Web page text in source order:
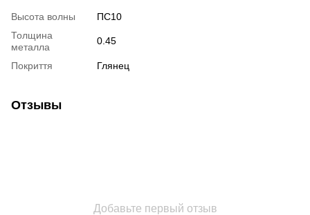
Высота волны
ПС10
Толщина
металла
0.45
Покриття Глянец
Отзывы
Добавьте первый отзыв